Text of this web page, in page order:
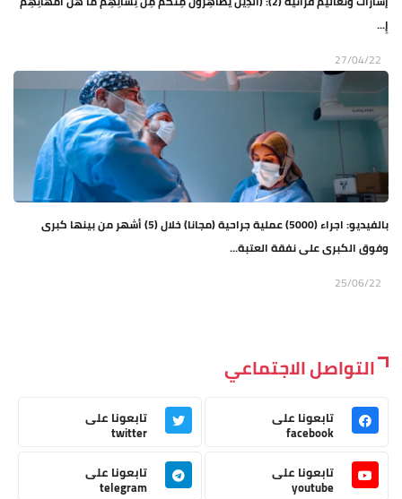
إِ...
27/04/22
بالفيديو: اجراء (5000) عملية جراحية (مجانا) خلال (5) أشهر من بينها كبرى
وفوق الكبرى على نفقة العتبة...
25/06/22
التواصل الاجتماعي
تابعونا على
facebook
تابعونا على
twitter
تابعونا على
youtube
تابعونا على
telegram